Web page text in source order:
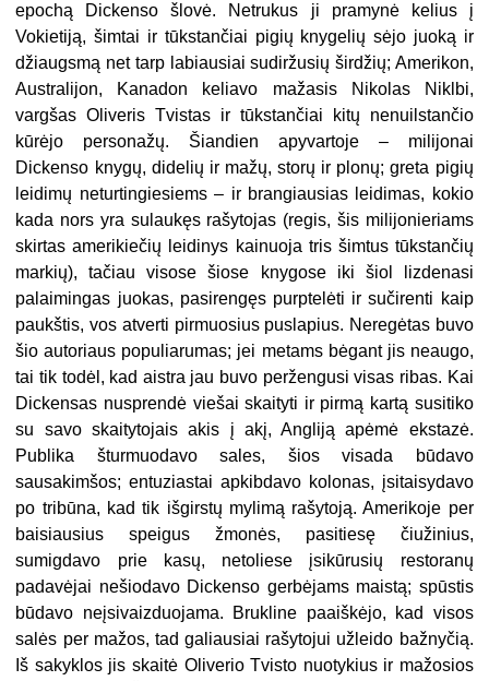
epochą Dickenso šlovė. Netrukus ji pramynė kelius į
Vokietiją, šimtai ir tūkstančiai pigių knygelių sėjo juoką ir
džiaugsmą net tarp labiausiai sudiržusių širdžių; Amerikon,
Australijon, Kanadon keliavo mažasis Nikolas Niklbi,
vargšas Oliveris Tvistas ir tūkstančiai kitų nenuilstančio
kūrėjo personažų. Šiandien apyvartoje – milijonai
Dickenso knygų, didelių ir mažų, storų ir plonų; greta pigių
leidimų neturtingiesiems – ir brangiausias leidimas, kokio
kada nors yra sulaukęs rašytojas (regis, šis milijonieriams
skirtas amerikiečių leidinys kainuoja tris šimtus tūkstančių
markių), tačiau visose šiose knygose iki šiol lizdenasi
palaimingas juokas, pasirengęs purptelėti ir sučirenti kaip
paukštis, vos atverti pirmuosius puslapius. Neregėtas buvo
šio autoriaus populiarumas; jei metams bėgant jis neaugo,
tai tik todėl, kad aistra jau buvo peržengusi visas ribas. Kai
Dickensas nusprendė viešai skaityti ir pirmą kartą susitiko
su savo skaitytojais akis į akį, Angliją apėmė ekstazė.
Publika šturmuodavo sales, šios visada būdavo
sausakimšos; entuziastai apkibdavo kolonas, įsitaisydavo
po tribūna, kad tik išgirstų mylimą rašytoją. Amerikoje per
baisiausius speigus žmonės, pasitiesę čiužinius,
sumigdavo prie kasų, netoliese įsikūrusių restoranų
padavėjai nešiodavo Dickenso gerbėjams maistą; spūstis
būdavo neįsivaizduojama. Brukline paaiškėjo, kad visos
salės per mažos, tad galiausiai rašytojui užleido bažnyčią.
Iš sakyklos jis skaitė Oliverio Tvisto nuotykius ir mažosios